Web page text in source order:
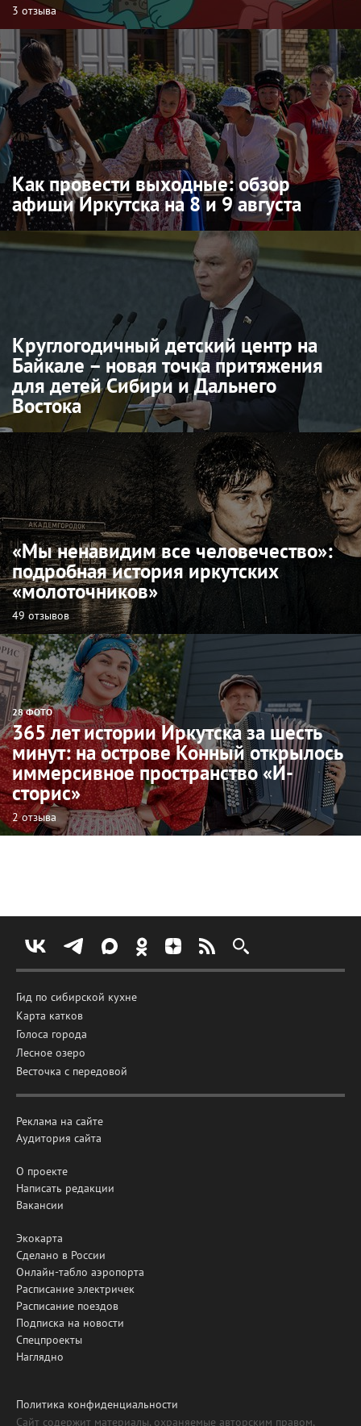
3 отзыва
Как провести выходные: обзор
афиши Иркутска на 8 и 9 августа
Круглогодичный детский центр на
Байкале – новая точка притяжения
для детей Сибири и Дальнего
Востока
«Мы ненавидим все человечество»:
подробная история иркутских
«молоточников»
49 отзывов
28 ФОТО
365 лет истории Иркутска за шесть
минут: на острове Конный открылось
иммерсивное пространство «И-
сторис»
2 отзыва
Гид по сибирской кухне
Карта катков
Голоса города
Лесное озеро
Весточка с передовой
Реклама на сайте
Аудитория сайта
О проекте
Написать редакции
Вакансии
Экокарта
Сделано в России
Онлайн-табло аэропорта
Расписание электричек
Расписание поездов
Подписка на новости
Спецпроекты
Наглядно
Политика конфиденциальности
Сайт содержит материалы, охраняемые авторским правом,